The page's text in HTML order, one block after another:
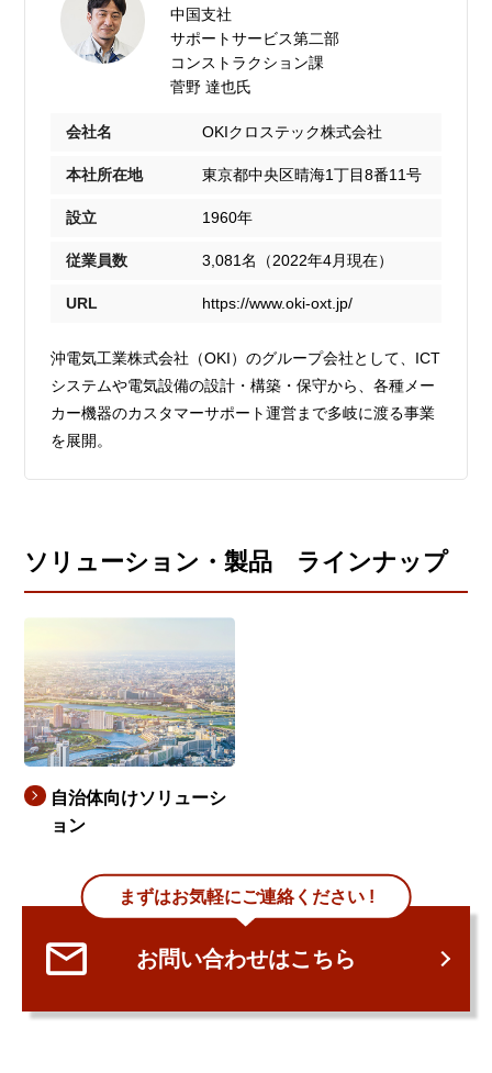
中国支社
サポートサービス第二部
コンストラクション課
菅野 達也氏
会社名 OKIクロステック株式会社
本社所在地 東京都中央区晴海1丁目8番11号
設立 1960年
従業員数 3,081名（2022年4月現在）
URL https://www.oki-oxt.jp/
沖電気工業株式会社（OKI）のグループ会社として、ICT
システムや電気設備の設計・構築・保守から、各種メー
カー機器のカスタマーサポート運営まで多岐に渡る事業
を展開。
ソリューション・製品 ラインナップ
自治体向けソリューシ
ョン
まずはお気軽にご連絡ください !
お問い合わせはこちら